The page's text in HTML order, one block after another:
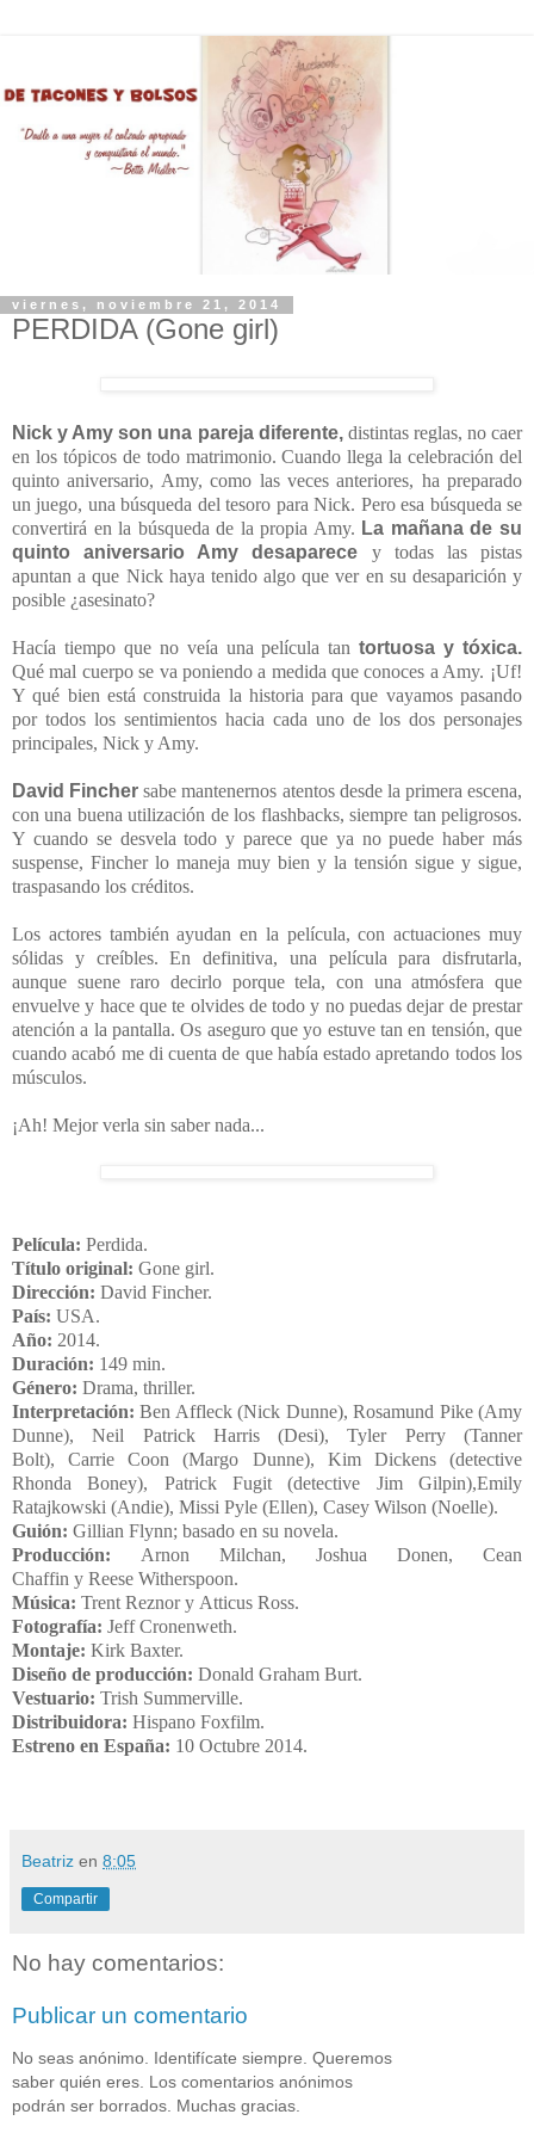
viernes, noviembre 21, 2014
PERDIDA (Gone girl)
Nick y Amy son una pareja diferente, distintas reglas, no caer
en los tópicos de todo matrimonio. Cuando llega la celebración del
quinto aniversario, Amy, como las veces anteriores, ha preparado
un juego, una búsqueda del tesoro para Nick. Pero esa búsqueda se
convertirá en la búsqueda de la propia Amy. La mañana de su
quinto aniversario Amy desaparece y todas las pistas
apuntan a que Nick haya tenido algo que ver en su desaparición y
posible ¿asesinato?
Hacía tiempo que no veía una película tantortuosa y tóxica.
Qué mal cuerpo se va poniendo a medida que conoces a Amy. ¡Uf!
Y qué bien está construida la historia para que vayamos pasando
por todos los sentimientos hacia cada uno de los dos personajes
principales, Nick y Amy.
David Fincher sabe mantenernos atentos desde la primera escena,
con una buena utilización de los flashbacks, siempre tan peligrosos.
Y cuando se desvela todo y parece que ya no puede haber más
suspense, Fincher lo maneja muy bien y la tensión sigue y sigue,
traspasando los créditos.
Los actores también ayudan en la película, con actuaciones muy
sólidas y creíbles. En definitiva, una película para disfrutarla,
aunque suene raro decirlo porque tela, con una atmósfera que
envuelve y hace que te olvides de todo y no puedas dejar de prestar
atención a la pantalla. Os aseguro que yo estuve tan en tensión, que
cuando acabó me di cuenta de que había estado apretando todos los
músculos.
¡Ah! Mejor verla sin saber nada...
Película: Perdida.
Título original: Gone girl.
Dirección: David Fincher.
País: USA.
Año: 2014.
Duración: 149 min.
Género: Drama, thriller.
Interpretación: Ben Affleck(Nick Dunne),Rosamund Pike(Amy
Dunne),Neil Patrick Harris(Desi),Tyler Perry(Tanner
Bolt),Carrie Coon (Margo Dunne), Kim Dickens(detective
Rhonda Boney), Patrick Fugit (detective Jim Gilpin),Emily
Ratajkowski (Andie), Missi Pyle (Ellen), Casey Wilson (Noelle).
Guión: Gillian Flynn; basado en su novela.
Producción: Arnon Milchan, Joshua Donen, Cean
Chaffin y Reese Witherspoon.
Música: Trent Reznory Atticus Ross.
Fotografía: Jeff Cronenweth.
Montaje: Kirk Baxter.
Diseño de producción: Donald Graham Burt.
Vestuario: Trish Summerville.
Distribuidora: Hispano Foxfilm.
Estreno en España: 10 Octubre 2014.
Beatriz en 8:05
Compartir
No hay comentarios:
Publicar un comentario
No seas anónimo. Identifícate siempre. Queremos
saber quién eres. Los comentarios anónimos
podrán ser borrados. Muchas gracias.